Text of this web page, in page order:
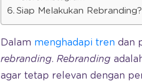
Siap Melakukan Rebranding?
Dalam menghadapi tren dan
rebranding. Rebranding
agar tetap relevan dengan